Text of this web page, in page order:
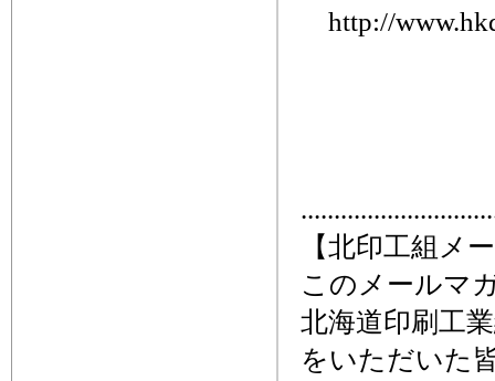
http://
【北印工組メ
このメールマ
北海道印刷工
をいただいた